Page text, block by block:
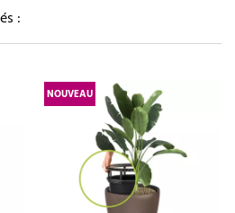
:
NOUVEAU